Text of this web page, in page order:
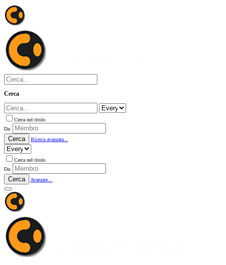
Cerca
Cerca nel titolo
Da:
Cerca Ricerca avanzata...
Cerca nel titolo
Da:
Cerca Avanzate...